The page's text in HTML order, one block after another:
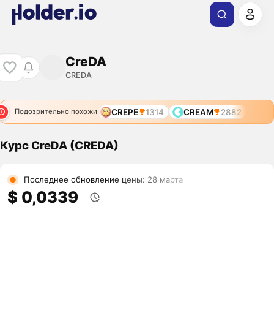
CreDA
CREDA
Подозрительно похожи CREPE 1314 CREAM 2882
Курс CreDA (CREDA)
Последнее обновление цены: 28 марта
$ 0,0339